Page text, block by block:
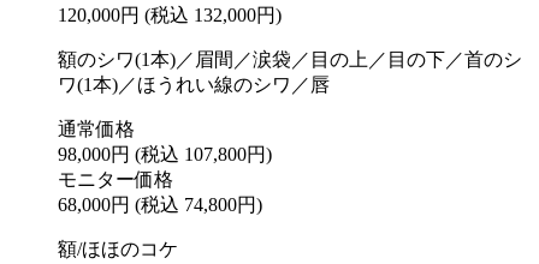
120,000円 (税込 132,000円)
額のシワ(1本)／眉間／涙袋／目の上／目の下／首のシ
ワ(1本)／ほうれい線のシワ／唇
通常価格
98,000円 (税込 107,800円)
モニター価格
68,000円 (税込 74,800円)
額/ほほのコケ